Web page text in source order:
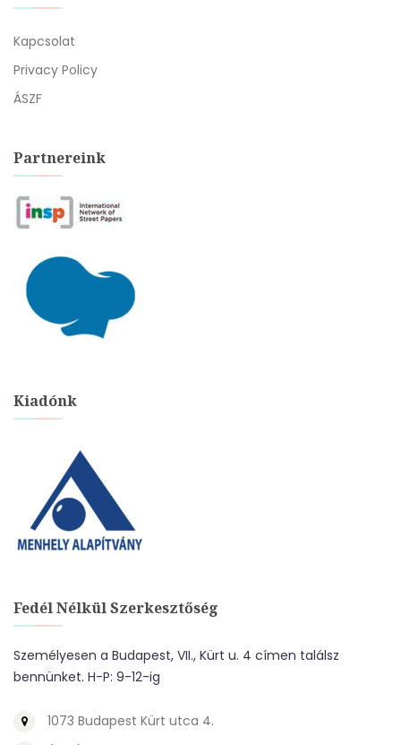
Kapcsolat
Privacy Policy
ÁSZF
Partnereink
Kiadónk
Fedél Nélkül Szerkesztőség
Személyesen a Budapest, VII., Kürt u. 4 címen találsz
bennünket. H-P: 9-12-ig
1073 Budapest Kürt utca 4.